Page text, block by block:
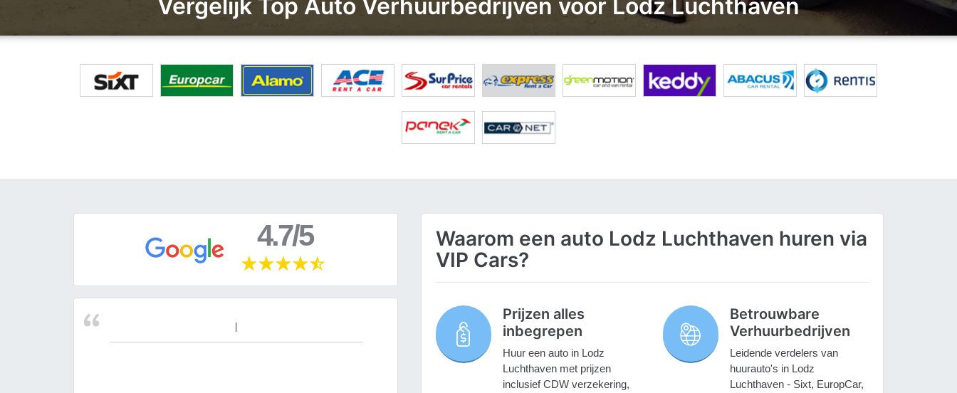
Vergelijk Top Auto Verhuurbedrijven voor Lodz Luchthaven
4.7/5
Waarom een auto Lodz Luchthaven huren via
VIP Cars?
Prijzen alles
inbegrepen
Huur een auto in Lodz
Luchthaven met prijzen
inclusief CDW verzekering,
Betrouwbare
Verhuurbedrijven
Leidende verdelers van
huurauto's in Lodz
Luchthaven - Sixt, EuropCar,